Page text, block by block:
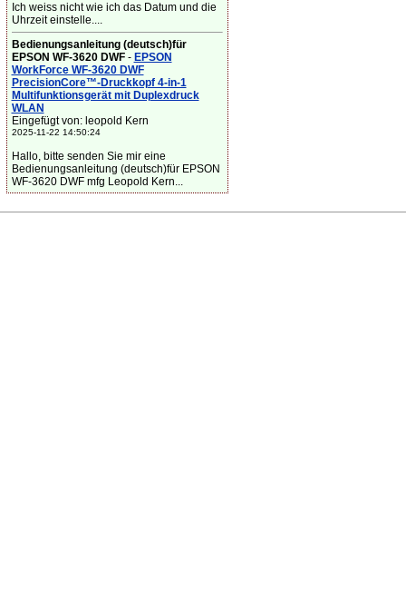
Ich weiss nicht wie ich das Datum und die
Uhrzeit einstelle....
Bedienungsanleitung (deutsch)für
EPSON WF-3620 DWF- EPSON
WorkForce WF-3620 DWF
PrecisionCore™-Druckkopf 4-in-1
Multifunktionsgerät mit Duplexdruck
WLAN
Eingefügt von: leopold Kern
2025-11-22 14:50:24
Hallo, bitte senden Sie mir eine
Bedienungsanleitung (deutsch)für EPSON
WF-3620 DWF mfg Leopold Kern...